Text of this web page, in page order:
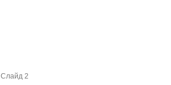
Слайд 2